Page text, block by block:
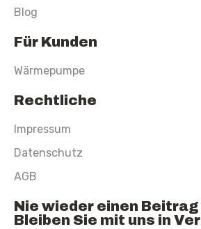
Blog
Für Kunden
Wärmepumpe
Rechtliche
Impressum
Datenschutz
AGB
Nie wieder einen
Bleiben Sie mit uns in